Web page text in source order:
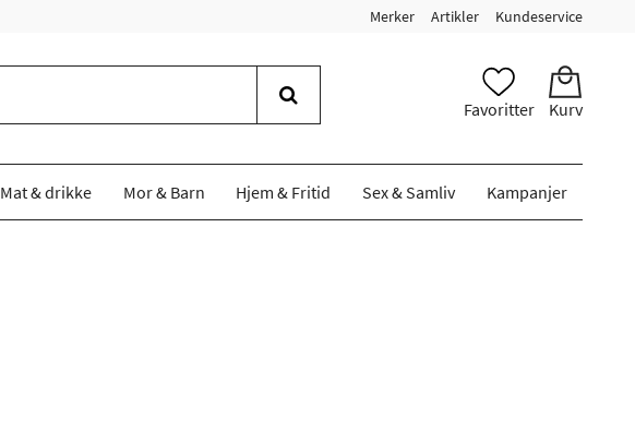
Merker Artikler Kundeservice
Favoritter Kurv
Mat & drikke Mor & Barn Hjem & Fritid Sex & Samliv Kampanjer